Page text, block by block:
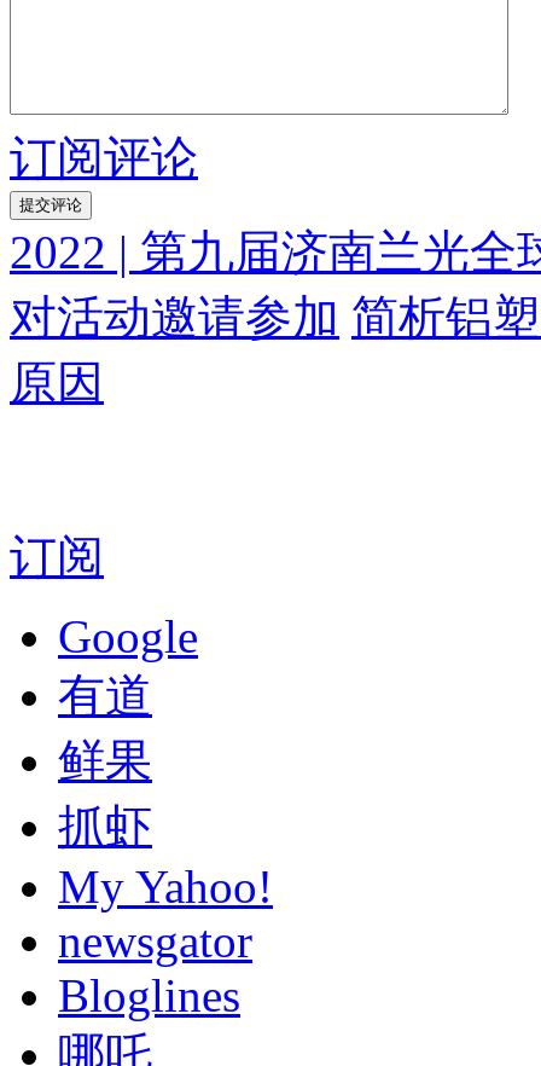
订阅评论
2022 | 第九届济南兰光
对活动邀请参加 简析铝
原因
订阅
Google
有道
鲜果
抓虾
My Yahoo!
newsgator
Bloglines
哪吒